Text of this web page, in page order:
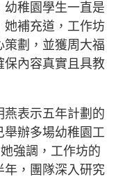
稚園學生一直是
她補充道，工作坊
策劃，並獲周大福
保內容真實且具教
燕表示五年計劃的
辦多場幼稚園工
強調，工作坊的
年，團隊深入研究